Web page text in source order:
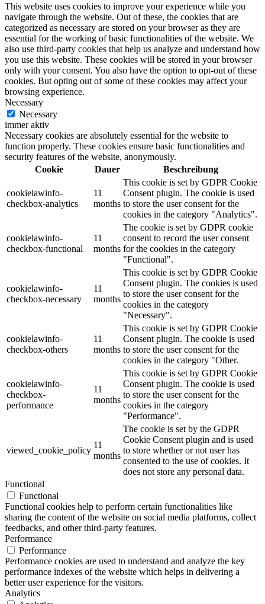
This website uses cookies to improve your experience while you
navigate through the website. Out of these, the cookies that are
categorized as necessary are stored on your browser as they are
essential for the working of basic functionalities of the website. We
also use third-party cookies that help us analyze and understand how
you use this website. These cookies will be stored in your browser
only with your consent. You also have the option to opt-out of these
cookies. But opting out of some of these cookies may affect your
browsing experience.
Necessary
Necessary
immer aktiv
Necessary cookies are absolutely essential for the website to
function properly. These cookies ensure basic functionalities and
security features of the website, anonymously.
Cookie
Dauer Beschreibung
cookielawinfo-
checkbox-analytics
11
months
This cookie is set by GDPR Cookie
Consent plugin. The cookie is used
to store the user consent for the
cookies in the category "Analytics".
cookielawinfo-
checkbox-functional
11
months
The cookie is set by GDPR cookie
consent to record the user consent
for the cookies in the category
"Functional".
cookielawinfo-
checkbox-necessary
11
months
This cookie is set by GDPR Cookie
Consent plugin. The cookies is used
to store the user consent for the
cookies in the category
"Necessary".
cookielawinfo-
checkbox-others
11
months
This cookie is set by GDPR Cookie
Consent plugin. The cookie is used
to store the user consent for the
cookies in the category "Other.
cookielawinfo-
checkbox-
performance
11
months
This cookie is set by GDPR Cookie
Consent plugin. The cookie is used
to store the user consent for the
cookies in the category
"Performance".
viewed_cookie_policy
11
months
The cookie is set by the GDPR
Cookie Consent plugin and is used
to store whether or not user has
consented to the use of cookies. It
does not store any personal data.
Functional
Functional
Functional cookies help to perform certain functionalities like
sharing the content of the website on social media platforms, collect
feedbacks, and other third-party features.
Performance
Performance
Performance cookies are used to understand and analyze the key
performance indexes of the website which helps in delivering a
better user experience for the visitors.
Analytics